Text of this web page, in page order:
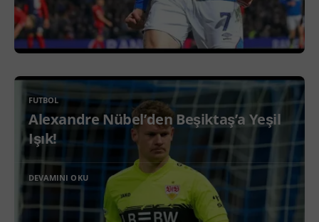
FUTBOL
Alexandre Nübel’den Beşiktaş’a Yeşil
Işık!
DEVAMINI OKU